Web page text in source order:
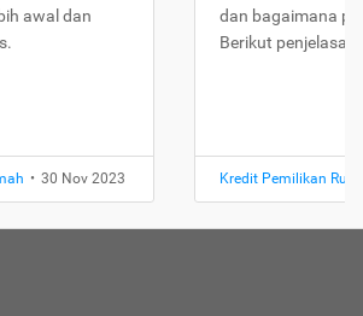
awal dan
• 30 Nov 2023
dan bagaimana
Berikut
Kredit Pemilikan